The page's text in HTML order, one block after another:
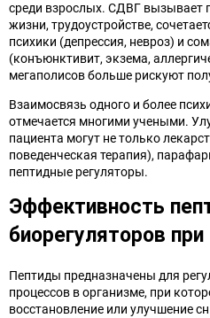
среди взрослых. СДВГ вызывает
жизни, трудоустройстве,
психики (депрессия, невроз) и
(конъюнктивит, экзема,
мегаполисов больше рискуют
Взаимосвязь одного и более
отмечается многими учеными.
пациента могут не только
поведенческая терапия),
пептидные регуляторы.
Эффективность
биорегуляторов
Пептиды предназначены для
процессов в организме, при
восстановление или улучшение